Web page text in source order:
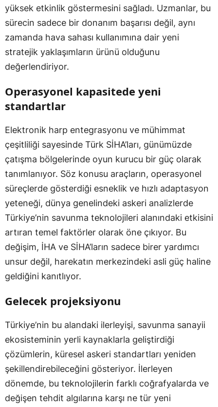
yüksek etkinlik göstermesini sağladı. Uzmanlar, bu
sürecin sadece bir donanım başarısı değil, aynı
zamanda hava sahası kullanımına dair yeni
stratejik yaklaşımların ürünü olduğunu
değerlendiriyor.
Operasyonel kapasitede yeni
standartlar
Elektronik harp entegrasyonu ve mühimmat
çeşitliliği sayesinde Türk SİHA’ları, günümüzde
çatışma bölgelerinde oyun kurucu bir güç olarak
tanımlanıyor. Söz konusu araçların, operasyonel
süreçlerde gösterdiği esneklik ve hızlı adaptasyon
yeteneği, dünya genelindeki askeri analizlerde
Türkiye’nin savunma teknolojileri alanındaki etkisini
artıran temel faktörler olarak öne çıkıyor. Bu
değişim, İHA ve SİHA’ların sadece birer yardımcı
unsur değil, harekatın merkezindeki asli güç haline
geldiğini kanıtlıyor.
Gelecek projeksiyonu
Türkiye’nin bu alandaki ilerleyişi, savunma sanayii
ekosisteminin yerli kaynaklarla geliştirdiği
çözümlerin, küresel askeri standartları yeniden
şekillendirebileceğini gösteriyor. İlerleyen
dönemde, bu teknolojilerin farklı coğrafyalarda ve
değişen tehdit algılarına karşı ne tür yeni